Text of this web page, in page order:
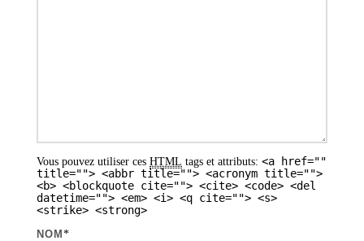
Vous pouvez utiliser ces HTML tags et attributs: <a href=""
title=""> <abbr title=""> <acronym title="">
<b> <blockquote cite=""> <cite> <code> <del
datetime=""> <em> <i> <q cite=""> <s>
<strike> <strong>
NOM *